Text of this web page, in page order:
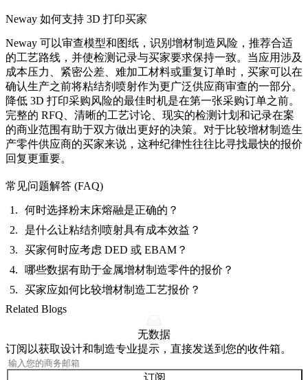
Neway 如何支持 3D 打印买家
Neway 可以审查模型和图纸，识别增材制造风险，推荐合适
的工艺路线，并使检测记录与买家要求保持一致。当应用涉及
成本压力、紧密公差、难加工材料或重复订单时，买家可以在
确认生产之前将粘结剂喷射作为更广泛供应商审查的一部分。
降低 3D 打印采购风险的最佳时机是在第一张采购订单之前。
完整的 RFQ、清晰的工艺讨论、现实的检测计划和记录在案
的商业范围有助于双方做出更好的决策。对于比较增材制造生
产零件供应商的买家来说，这种纪律性往往比寻找最快的报价
回复更重要。
常见问题解答 (FAQ)
何时选择粉末床熔融是正确的？
是什么让粘结剂喷射具有成本效益？
买家何时应考虑 DED 或 EBAM？
哪些数据有助于金属增材制造零件的报价？
买家应如何比较增材制造工艺报价？
Related Blogs
无数据
订阅以获取设计和制造专业提示，直接发送到您的收件箱。